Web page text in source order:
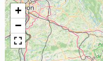
+
−